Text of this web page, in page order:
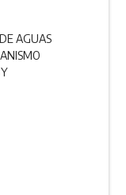
AGUAS